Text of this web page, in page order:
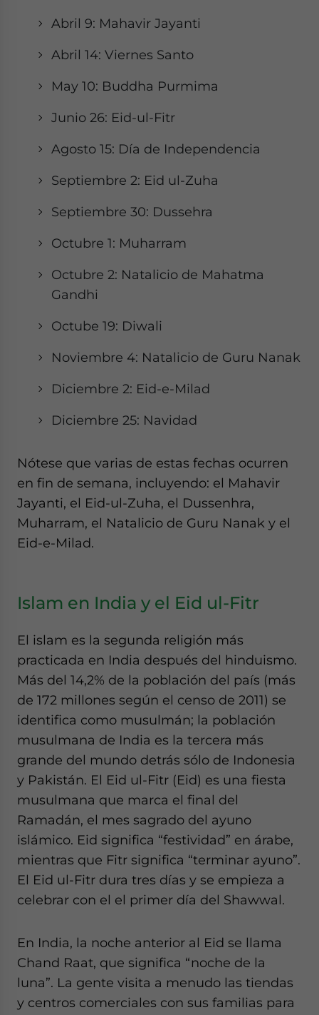
Abril 9: Mahavir Jayanti
Abril 14: Viernes Santo
May 10: Buddha Purmima
Junio 26: Eid-ul-Fitr
Agosto 15: Día de Independencia
Septiembre 2: Eid ul-Zuha
Septiembre 30: Dussehra
Octubre 1: Muharram
Octubre 2: Natalicio de Mahatma
Gandhi
Octube 19: Diwali
Noviembre 4: Natalicio de Guru Nanak
Diciembre 2: Eid-e-Milad
Diciembre 25: Navidad
Nótese que varias de estas fechas ocurren
en fin de semana, incluyendo: el Mahavir
Jayanti, el Eid-ul-Zuha, el Dussenhra,
Muharram, el Natalicio de Guru Nanak y el
Eid-e-Milad.
Islam en India y el Eid ul-Fitr
El islam es la segunda religión más
practicada en India después del hinduismo.
Más del 14,2% de la población del país (más
de 172 millones según el censo de 2011) se
identifica como musulmán; la población
musulmana de India es la tercera más
grande del mundo detrás sólo de Indonesia
y Pakistán. El Eid ul-Fitr (Eid) es una fiesta
musulmana que marca el final del
Ramadán, el mes sagrado del ayuno
islámico. Eid significa “festividad” en árabe,
mientras que Fitr significa “terminar ayuno”.
El Eid ul-Fitr dura tres días y se empieza a
celebrar con el el primer día del Shawwal.
En India, la noche anterior al Eid se llama
Chand Raat, que significa “noche de la
luna”. La gente visita a menudo las tiendas
y centros comerciales con sus familias para